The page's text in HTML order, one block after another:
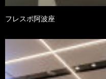
フレスポ阿波座